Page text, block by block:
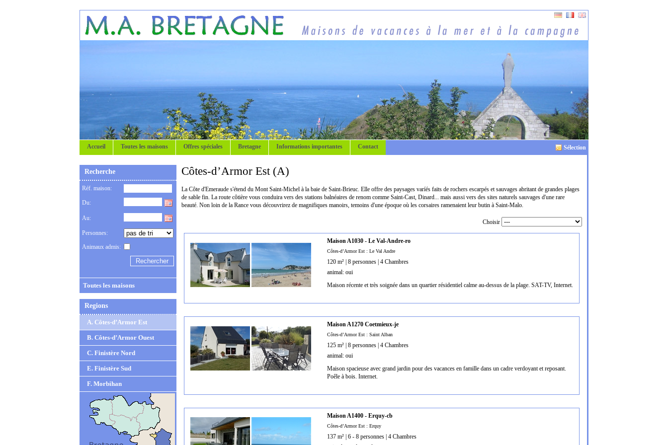
Sélection
Accueil Toutes les maisons Offres spéciales Bretagne Informations importantes Contact
Recherche
Réf. maison:
Du:
Au:
Personnes:
Animaux admis:
Toutes les maisons
Regions
A. Côtes-d’Armor Est
B. Côtes-d’Armor Ouest
C. Finistère Nord
E. Finistère Sud
F. Morbihan
Côtes-d’Armor Est (A)
La Côte d'Emeraude s'étend du Mont Saint-Michel à la baie de Saint-Brieuc. Elle offre des paysages varíés faits de rochers escarpés et sauvages abritant de grandes plages
de sable fin. La route côtière vous conduira vers des stations balnéaires de renom comme Saint-Cast, Dinard... mais aussi vers des sites naturels sauvages d'une rare
beauté. Non loin de la Rance vous découvrirez de magnifiques manoirs, temoins d'une époque où les corsaires ramenaient leur butin à Saint-Malo.
Choisir
Maison A1030 - Le Val-Andre-ro
Côtes-d’Armor Est : Le Val Andre
120 m² | 8 personnes | 4 Chambres
animal: oui
Maison récente et très soignée dans un quartier résidentiel calme au-dessus de la plage. SAT-TV, Internet.
Maison A1270 Coetmieux-je
Côtes-d’Armor Est : Saint Alban
125 m² | 8 personnes | 4 Chambres
animal: oui
Maison spacieuse avec grand jardin pour des vacances en famille dans un cadre verdoyant et reposant.
Poêle à bois. Internet.
Maison A1400 - Erquy-cb
Côtes-d’Armor Est : Erquy
137 m² | 6 - 8 personnes | 4 Chambres